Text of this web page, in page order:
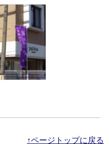
↑ページトップに戻る